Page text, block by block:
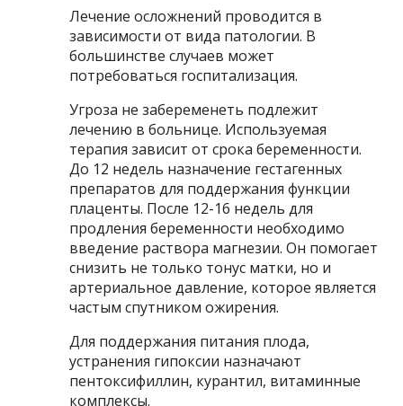
Лечение осложнений проводится в
зависимости от вида патологии. В
большинстве случаев может
потребоваться госпитализация.
Угроза не забеременеть подлежит
лечению в больнице. Используемая
терапия зависит от срока беременности.
До 12 недель назначение гестагенных
препаратов для поддержания функции
плаценты. После 12-16 недель для
продления беременности необходимо
введение раствора магнезии. Он помогает
снизить не только тонус матки, но и
артериальное давление, которое является
частым спутником ожирения.
Для поддержания питания плода,
устранения гипоксии назначают
пентоксифиллин, курантил, витаминные
комплексы.